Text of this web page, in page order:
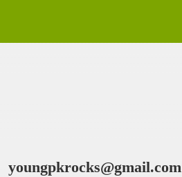
youngpkrocks@gmail.com